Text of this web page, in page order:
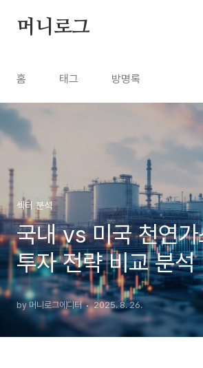
머니로그
홈 태그 방명록
섹터 분석
국내 vs 미국 천연
투자 전략 비교 분석
by 머니로그에디터 2025. 8. 26.